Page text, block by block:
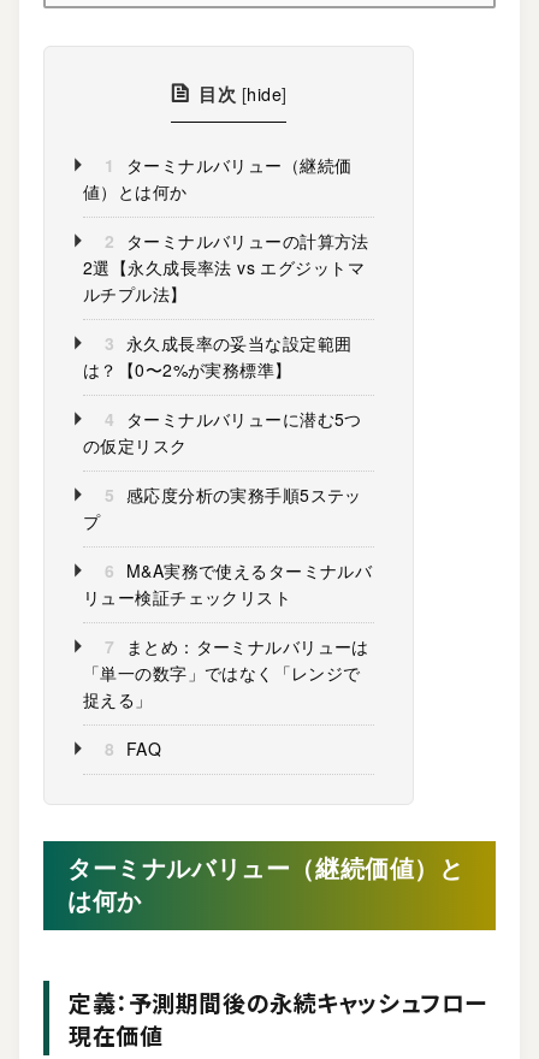
目次 [hide]
1
ターミナルバリュー（継続価
値）とは何か
2
ターミナルバリューの計算方法
2選【永久成長率法 vs エグジットマ
ルチプル法】
3 永久成長率の妥当な設定範囲
は？【0〜2%が実務標準】
4
ターミナルバリューに潜む5つ
の仮定リスク
5 感応度分析の実務手順5ステッ
プ
6 M&A実務で使えるターミナルバ
リュー検証チェックリスト
7
まとめ：ターミナルバリューは
「単一の数字」ではなく「レンジで
捉える」
8 FAQ
ターミナルバリュー（継続価値）と
は何か
定義：予測期間後の永続キャッシュフロー
現在価値